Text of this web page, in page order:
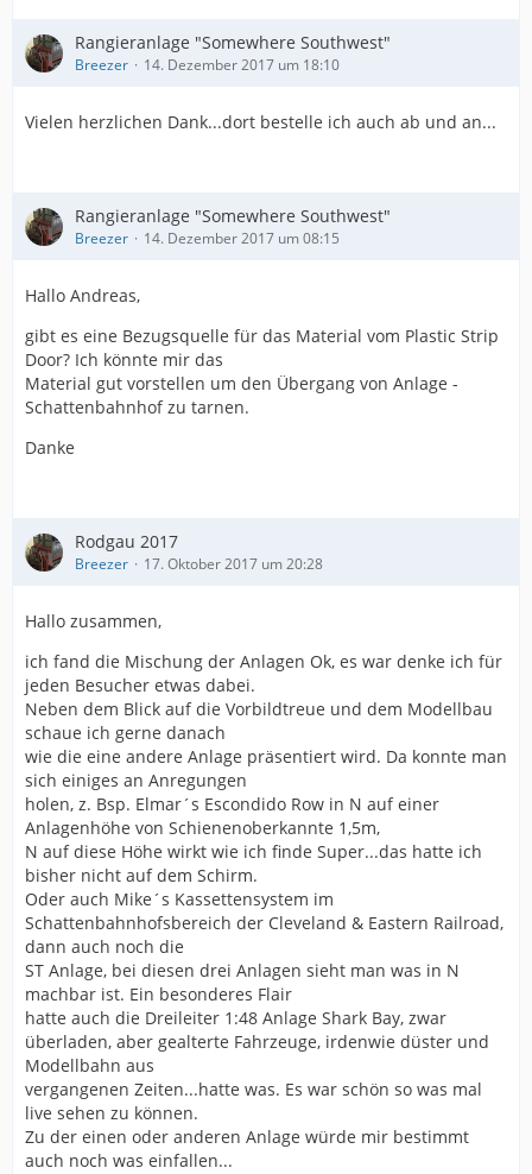
Rangieranlage "Somewhere Southwest"
Breezer 14. Dezember 2017 um 18:10
Vielen herzlichen Dank...dort bestelle ich auch ab und an...
Rangieranlage "Somewhere Southwest"
Breezer 14. Dezember 2017 um 08:15
Hallo Andreas,
gibt es eine Bezugsquelle für das Material vom Plastic Strip
Door? Ich könnte mir das
Material gut vorstellen um den Übergang von Anlage -
Schattenbahnhof zu tarnen.
Danke
Rodgau 2017
Breezer 17. Oktober 2017 um 20:28
Hallo zusammen,
ich fand die Mischung der Anlagen Ok, es war denke ich für
jeden Besucher etwas dabei.
Neben dem Blick auf die Vorbildtreue und dem Modellbau
schaue ich gerne danach
wie die eine andere Anlage präsentiert wird. Da konnte man
sich einiges an Anregungen
holen, z. Bsp. Elmar´s Escondido Row in N auf einer
Anlagenhöhe von Schienenoberkannte 1,5m,
N auf diese Höhe wirkt wie ich finde Super...das hatte ich
bisher nicht auf dem Schirm.
Oder auch Mike´s Kassettensystem im
Schattenbahnhofsbereich der Cleveland & Eastern Railroad,
dann auch noch die
ST Anlage, bei diesen drei Anlagen sieht man was in N
machbar ist. Ein besonderes Flair
hatte auch die Dreileiter 1:48 Anlage Shark Bay, zwar
überladen, aber gealterte Fahrzeuge, irdenwie düster und
Modellbahn aus
vergangenen Zeiten...hatte was. Es war schön so was mal
live sehen zu können.
Zu der einen oder anderen Anlage würde mir bestimmt
auch noch was einfallen...